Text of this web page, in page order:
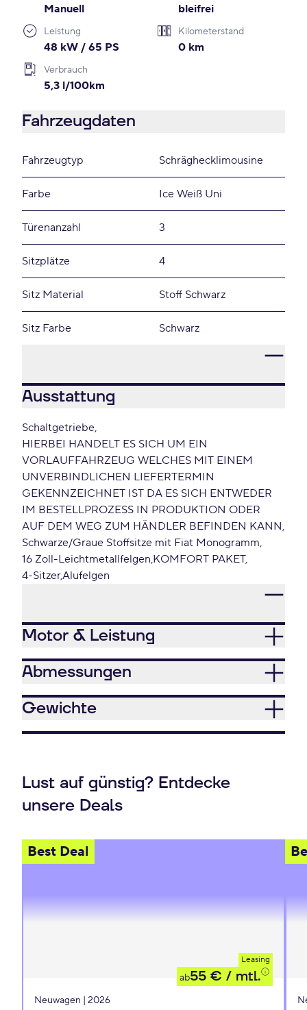
Manuell bleifrei
Leistung
48 kW / 65 PS
Kilometerstand
0 km
Verbrauch
5,3 l/100km
Fahrzeugdaten
Fahrzeugtyp Schräghecklimousine
Farbe Ice Weiß Uni
Türenanzahl 3
Sitzplätze 4
Sitz Material Stoff Schwarz
Sitz Farbe Schwarz
Ausstattung
Schaltgetriebe
HIERBEI HANDELT ES SICH UM EIN
VORLAUFFAHRZEUG WELCHES MIT EINEM
UNVERBINDLICHEN LIEFERTERMIN
GEKENNZEICHNET IST DA ES SICH ENTWEDER
IM BESTELLPROZESS IN PRODUKTION ODER
AUF DEM WEG ZUM HÄNDLER BEFINDEN KANN
Schwarze/Graue Stoffsitze mit Fiat Monogramm
16 Zoll-Leichtmetallfelgen KOMFORT PAKET
4-SitzerAlufelgen
Motor & Leistung
Abmessungen
Gewichte
Lust auf günstig? Entdecke
unsere Deals
Best Deal
Leasing
ab55 € / mtl.
Neuwagen | 2026